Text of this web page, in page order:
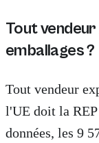
Tout
emballages ?
Tout vendeur
l'UE doit la REP
données, les 9